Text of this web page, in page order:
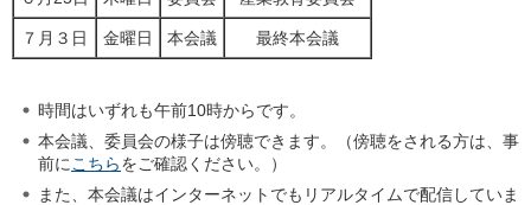
７月３日 金曜日 本会議 最終本会議
時間はいずれも午前10時からです。
本会議、委員会の様子は傍聴できます。（傍聴をされる方は、事
前に こちらをご確認ください。）
また、本会議はインターネットでもリアルタイムで配信していま